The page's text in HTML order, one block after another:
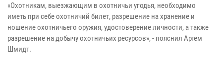
«Охотникам, выезжающим в охотничьи угодья, необходимо
иметь при себе охотничий билет, разрешение на хранение и
ношение охотничьего оружия, удостоверение личности, а также
разрешение на добычу охотничьих ресурсов», - пояснил Артем
Шмидт.